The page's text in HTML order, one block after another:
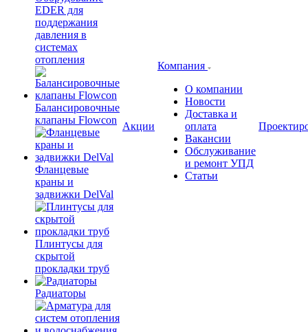
EDER для
поддержания
давления в
системах
отопления
Балансировочные
клапаны Flowcon
Фланцевые
краны и
задвижки DelVal
Плинтусы для
скрытой
прокладки труб
Радиаторы
Акции
Компания
О компании
Новости
Доставка и
оплата
Вакансии
Обслуживание
и ремонт УПД
Статьи